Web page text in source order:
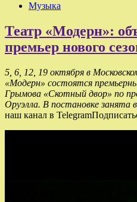
Музыка
Театр «Модерн»:
премьер нового
5, 6, 12, 19 октября в
«Модерн» состоятся
Грымова «Скотный двор» по
Оруэлла. В постановке занята
наш канал в